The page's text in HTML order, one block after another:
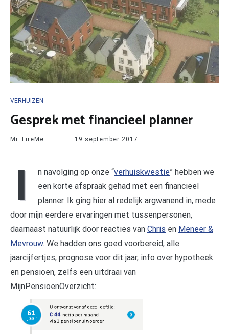
VERHUIZEN
Gesprek met financieel planner
Mr. FireMe 19 september 2017
I n navolging op onze “verhuiskwestie” hebben we
een korte afspraak gehad met een financieel
planner. Ik ging hier al redelijk argwanend in, mede
door mijn eerdere ervaringen met tussenpersonen,
daarnaast natuurlijk door reacties van Chris en Meneer &
Mevrouw. We hadden ons goed voorbereid, alle
jaarcijfertjes, prognose voor dit jaar, info over hypotheek
en pensioen, zelfs een uitdraai van
MijnPensioenOverzicht: